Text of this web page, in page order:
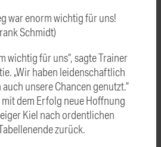
war enorm wichtig für uns!
Schmidt)
wichtig für uns“, sagte Trainer
„Wir haben leidenschaftlich
unsere Chancen genutzt.“
dem Erfolg neue Hoffnung
Kiel nach ordentlichen
zurück.